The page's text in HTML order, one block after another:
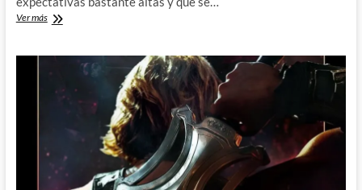
Ver másHe-
del
Universo:
Greyskull